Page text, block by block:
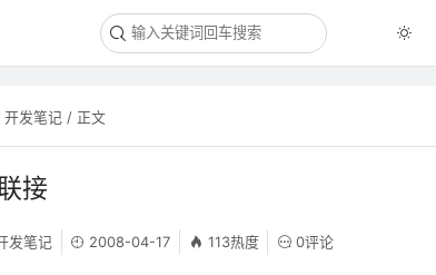
开发笔记 / 正文
接
发笔记 2008-04-17 113热度 0评论